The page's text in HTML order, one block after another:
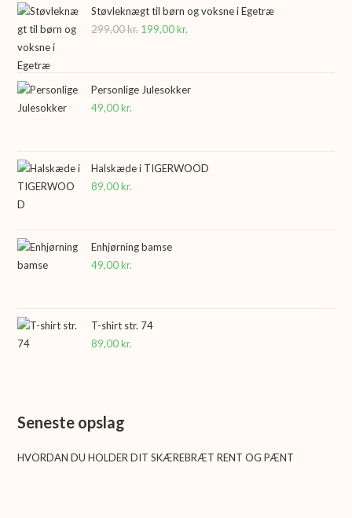
Støvleknægt til børn og voksne i Egetræ
299,00kr. Den
var:
199,00kr.
er:
Personlige Julesokker
49,00kr.
Halskæde i TIGERWOOD
89,00kr.
Enhjørning bamse
49,00kr.
T-shirt str. 74
89,00kr.
Seneste opslag
HVORDAN DU HOLDER DIT SKÆREBRÆT RENT OG PÆNT